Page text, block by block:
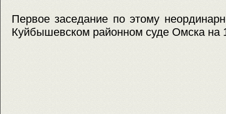
Первое заседание по этому
Куйбышевском районном суде Омска на